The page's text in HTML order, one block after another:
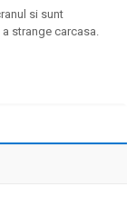
si sunt
strange carcasa.